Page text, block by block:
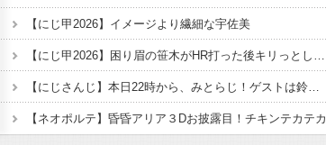
【にじ甲2026】イメージより繊細な宇佐美
【にじ甲2026】困り眉の笹木がHR打った後キリっとしてるって聞いたので確認したらかわいかった
【にじさんじ】本日22時から、みとらじ！ゲストは鈴原るる
【ネオポルテ】昏昏アリア３Dお披露目！チキンテカテカ